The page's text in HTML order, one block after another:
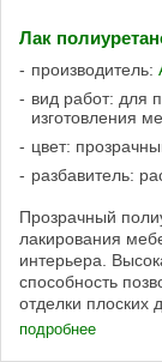
Лак
производитель:
вид работ: для
изготовления
цвет:
разбавитель:
Прозрачный
лакирования
интерьера.
способность
отделки плоских
подробнее